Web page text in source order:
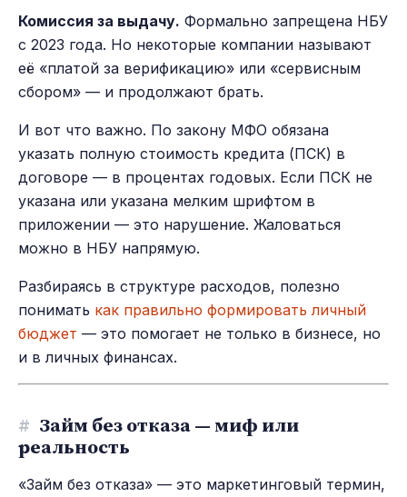
Комиссия за выдачу. Формально запрещена НБУ
с 2023 года. Но некоторые компании называют
её «платой за верификацию» или «сервисным
сбором» — и продолжают брать.
И вот что важно. По закону МФО обязана
указать полную стоимость кредита (ПСК) в
договоре — в процентах годовых. Если ПСК не
указана или указана мелким шрифтом в
приложении — это нарушение. Жаловаться
можно в НБУ напрямую.
Разбираясь в структуре расходов, полезно
понимать как правильно формировать личный
бюджет — это помогает не только в бизнесе, но
и в личных финансах.
# Займ без отказа — миф или
реальность
«Займ без отказа» — это маркетинговый термин,